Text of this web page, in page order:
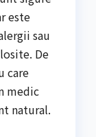
este
sau
De
care
medic
natural.